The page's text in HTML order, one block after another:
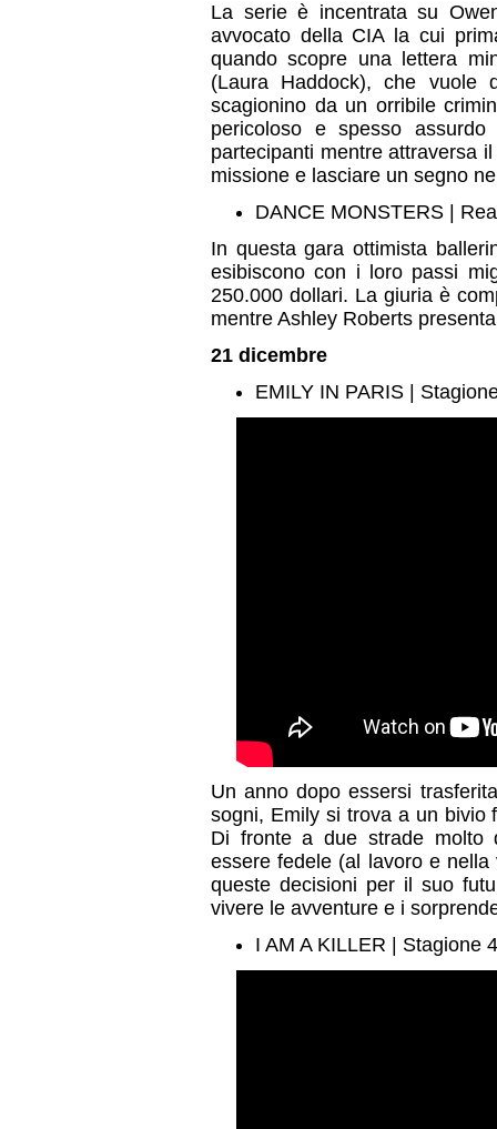
La serie è incentrata su
avvocato della CIA la cui
quando scopre una lettera
(Laura Haddock), che vuole
scagionino da un orribile
pericoloso e spesso
partecipanti mentre attraversa
missione e lasciare un segno
DANCE MONSTERS |
In questa gara ottimista
esibiscono con i loro passi
250.000 dollari. La giuria è
mentre Ashley Roberts
21 dicembre
EMILY IN PARIS |
Un anno dopo essersi
sogni, Emily si trova a un bivio
Di fronte a due strade molto
essere fedele (al lavoro e
queste decisioni per il suo
vivere le avventure e i
I AM A KILLER | Stagione